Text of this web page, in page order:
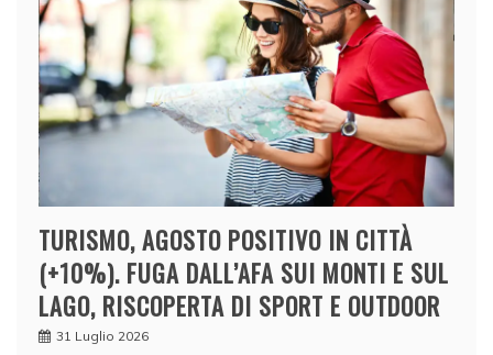
TURISMO, AGOSTO POSITIVO IN CITTÀ
(+10%). FUGA DALL’AFA SUI MONTI E SUL
LAGO, RISCOPERTA DI SPORT E OUTDOOR
31 Luglio 2026